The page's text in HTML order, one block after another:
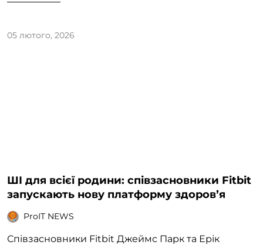
05 лютого, 2026
ШІ для всієї родини: співзасновники Fitbit
запускають нову платформу здоровʼя
ProIT NEWS
Співзасновники Fitbit Джеймс Парк та Ерік